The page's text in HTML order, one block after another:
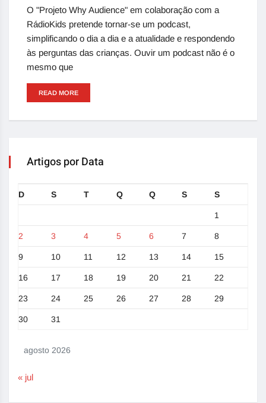
O "Projeto Why Audience" em colaboração com a
RádioKids pretende tornar-se um podcast,
simplificando o dia a dia e a atualidade e respondendo
às perguntas das crianças. Ouvir um podcast não é o
mesmo que
READ MORE
Artigos por Data
agosto 2026
D S T Q Q S S
1
2 3 4 5 6 7 8
9 10 11 12 13 14 15
16 17 18 19 20 21 22
23 24 25 26 27 28 29
30 31
« jul